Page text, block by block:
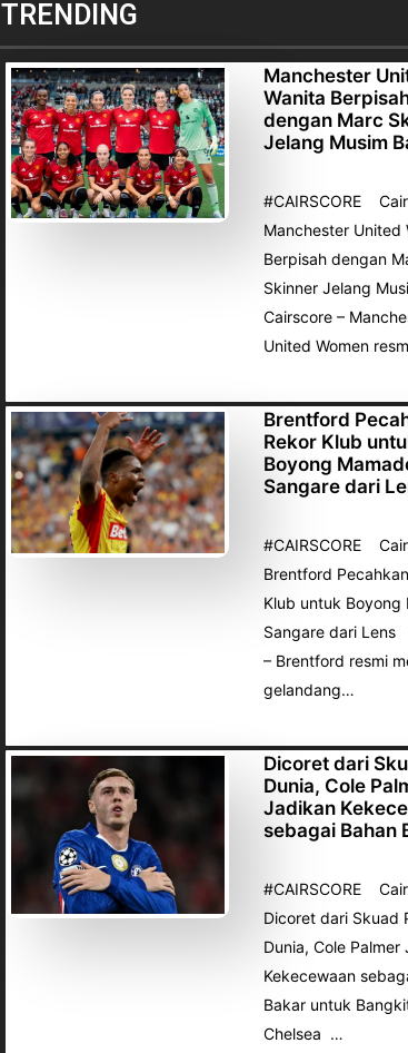
TRENDING
Manchester
Wanita
dengan Marc
Jelang Musim
#CAIRSCORE
Manchester United
Berpisah dengan
Skinner Jelang
Cairscore –
United Women
Brentford
Rekor Klub
Boyong
Sangare dari
#CAIRSCORE
Brentford
Klub untuk Boyong
Sangare dari Lens
– Brentford resmi
gelandang…
Dicoret dari
Dunia, Cole
Jadikan
sebagai Bahan
#CAIRSCORE
Dicoret dari Skuad
Dunia, Cole Palmer
Kekecewaan
Bakar untuk
Chelsea …